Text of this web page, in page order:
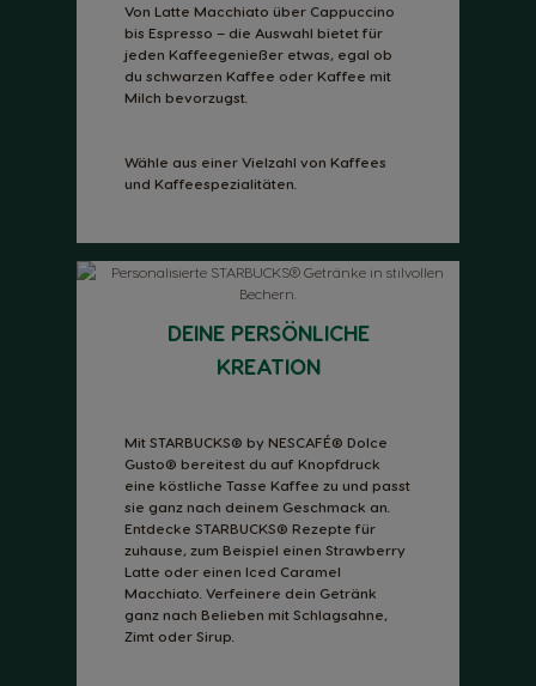
Von Latte Macchiato über Cappuccino
bis Espresso – die Auswahl bietet für
jeden Kaffeegenießer etwas, egal ob
du schwarzen Kaffee oder Kaffee mit
Milch bevorzugst.
Wähle aus einer Vielzahl von Kaffees
und Kaffeespezialitäten.
DEINE PERSÖNLICHE
KREATION
Mit STARBUCKS® by NESCAFÉ® Dolce
Gusto® bereitest du auf Knopfdruck
eine köstliche Tasse Kaffee zu und passt
sie ganz nach deinem Geschmack an.
Entdecke STARBUCKS® Rezepte für
zuhause, zum Beispiel einen Strawberry
Latte oder einen Iced Caramel
Macchiato. Verfeinere dein Getränk
ganz nach Belieben mit Schlagsahne,
Zimt oder Sirup.